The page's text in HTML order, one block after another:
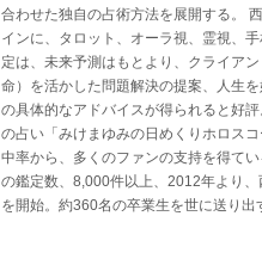
合わせた独自の占術方法を展開する。
インに、タロット、オーラ視、霊視、
定は、未来予測はもとより、クライア
命）を活かした問題解決の提案、人生
の具体的なアドバイスが得られると好評
の占い「みけまゆみの日めくりホロス
中率から、多くのファンの支持を得て
の鑑定数、8,000件以上、2012年より
を開始。約360名の卒業生を世に送り出